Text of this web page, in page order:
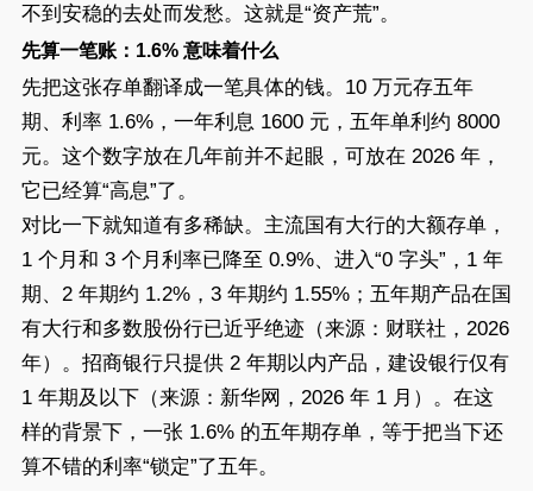
不到安稳的去处而发愁。这就是“资产荒”。
先算一笔账：1.6% 意味着什么
先把这张存单翻译成一笔具体的钱。10 万元存五年
期、利率 1.6%，一年利息 1600 元，五年单利约 8000
元。这个数字放在几年前并不起眼，可放在 2026 年，
它已经算“高息”了。
对比一下就知道有多稀缺。主流国有大行的大额存单，
1 个月和 3 个月利率已降至 0.9%、进入“0 字头”，1 年
期、2 年期约 1.2%，3 年期约 1.55%；五年期产品在国
有大行和多数股份行已近乎绝迹（来源：财联社，2026
年）。招商银行只提供 2 年期以内产品，建设银行仅有
1 年期及以下（来源：新华网，2026 年 1 月）。在这
样的背景下，一张 1.6% 的五年期存单，等于把当下还
算不错的利率“锁定”了五年。